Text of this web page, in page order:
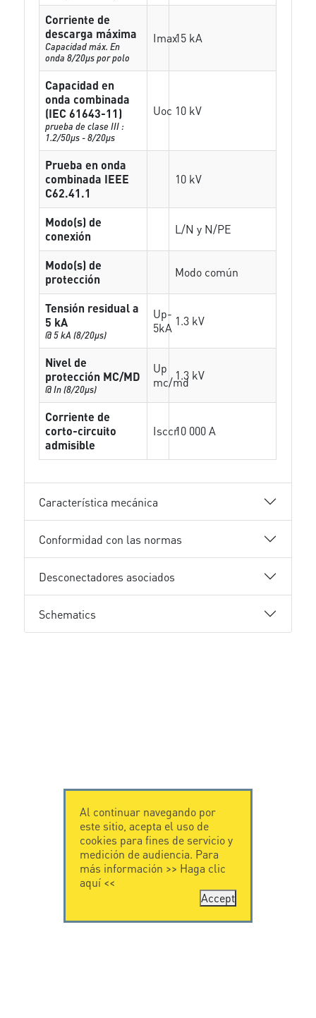
Corriente de
descarga máxima
Capacidad máx. En
onda 8/20µs por polo
Imax15 kA
Capacidad en
onda combinada
(IEC 61643-11)
prueba de clase III :
1.2/50µs - 8/20µs
Uoc 10 kV
Prueba en onda
combinada IEEE
C62.41.1
10 kV
Modo(s) de
conexión
L/N y N/PE
Modo(s) de
protección
Modo común
Tensión residual a
5 kA
@ 5 kA (8/20µs)
Up-
5kA 1.3 kV
Nivel de
protección MC/MD
@ In (8/20µs)
Up
mc/md1.3 kV
Corriente de
corto-circuito
admisible
Isccr10 000 A
Característica mecánica
Conformidad con las normas
Desconectadores asociados
Schematics
Al continuar navegando por
este sitio, acepta el uso de
cookies para fines de servicio y
medición de audiencia. Para
más información >> Haga clic
aquí<<
Accept